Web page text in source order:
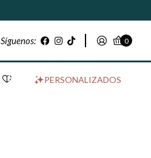
Síguenos: 0
PERSONALIZADOS